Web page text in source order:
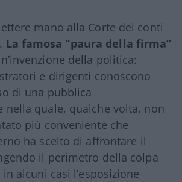
mano alla Corte dei conti
La famosa “paura della firma”
della politica:
e dirigenti conoscono
di una pubblica
nella quale, qualche volta, non
più conveniente che
ha scelto di affrontare il
il perimetro della colpa
alcuni casi l’esposizione